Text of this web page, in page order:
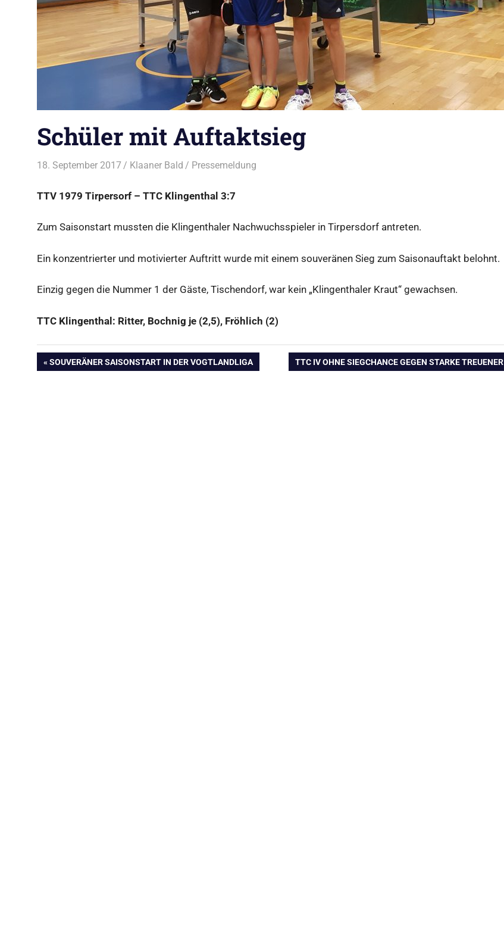
Schüler mit Auftaktsieg
18. September 2017 Klaaner Bald Pressemeldung
TTV 1979 Tirpersorf – TTC Klingenthal 3:7
Zum Saisonstart mussten die Klingenthaler Nachwuchsspieler in Tirpersdorf antreten.
Ein konzentrierter und motivierter Auftritt wurde mit einem souveränen Sieg zum Saisonauftakt belohnt.
Einzig gegen die Nummer 1 der Gäste, Tischendorf, war kein „Klingenthaler Kraut“ gewachsen.
TTC Klingenthal: Ritter, Bochnig je (2,5), Fröhlich (2)
Beitragsnavigation
VORHERIGER
SOUVERÄNER SAISONSTART IN DER VOGTLANDLIGA
NÄCHSTER
TTC IV OHNE SIEGCHANCE GEGEN STARKE TREUENER